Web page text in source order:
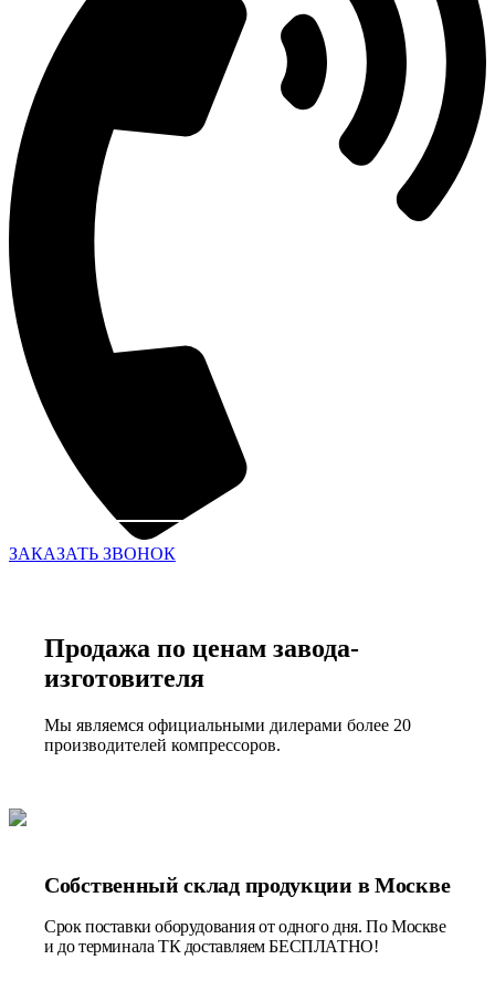
ЗАКАЗАТЬ ЗВОНОК
Продажа по ценам завода-
изготовителя
Мы являемся официальными дилерами более 20
производителей компрессоров.
Собственный склад продукции в Москве
Срок поставки оборудования от одного дня. По Москве
и до терминала ТК доставляем БЕСПЛАТНО!